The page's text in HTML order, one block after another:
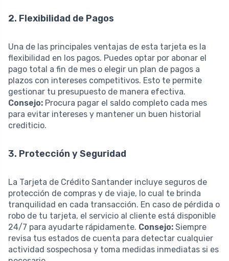
2. Flexibilidad de Pagos
Una de las principales ventajas de esta tarjeta es la
flexibilidad en los pagos. Puedes optar por abonar el
pago total a fin de mes o elegir un plan de pagos a
plazos con intereses competitivos. Esto te permite
gestionar tu presupuesto de manera efectiva.
Consejo: Procura pagar el saldo completo cada mes
para evitar intereses y mantener un buen historial
crediticio.
3. Protección y Seguridad
La Tarjeta de Crédito Santander incluye seguros de
protección de compras y de viaje, lo cual te brinda
tranquilidad en cada transacción. En caso de pérdida o
robo de tu tarjeta, el servicio al cliente está disponible
24/7 para ayudarte rápidamente. Consejo: Siempre
revisa tus estados de cuenta para detectar cualquier
actividad sospechosa y toma medidas inmediatas si es